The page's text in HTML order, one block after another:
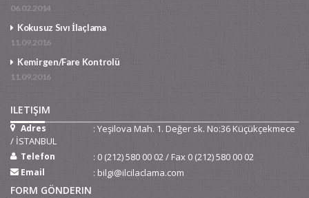
06.02.2014
Kokusuz Sıvı İlaçlama
11.09.2016
Kemirgen/Fare Kontrolü
11.09.2016
ILETIŞIM
Adres
: Yeşilova Mah. 1. Değer sk. No:36 Küçükçekmece
/ İSTANBUL
Telefon : 0 (212) 580 00 02 / Fax 0 (212) 580 00 02
Email : bilgi@ilcilaclama.com
FORM GÖNDERIN